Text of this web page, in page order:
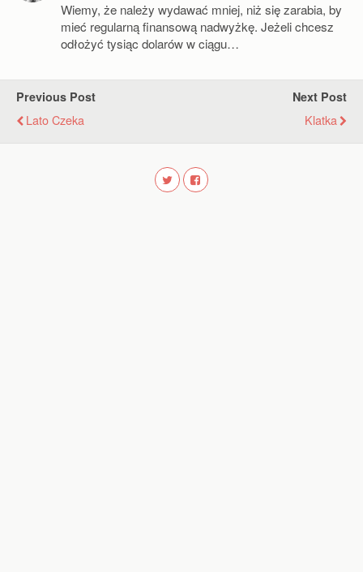
Wiemy, że należy wydawać mniej, niż się zarabia, by
mieć regularną finansową nadwyżkę. Jeżeli chcesz
odłożyć tysiąc dolarów w ciągu…
Previous Post
Lato Czeka
Next Post
Klatka